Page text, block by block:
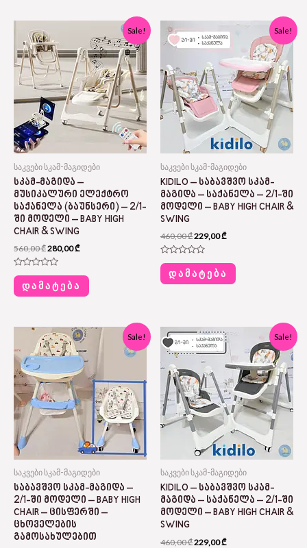
Sale!
საკვები სკამ-მაგიდები
ᲡᲙᲐᲛ-ᲛᲐᲒᲘᲓᲐ –
ᲛᲣᲡᲘᲙᲐᲚᲣᲠᲘ ᲔᲚᲔᲥᲢᲠᲝ
ᲡᲐᲥᲐᲜᲔᲚᲐ (ᲑᲐᲣᲜᲡᲔᲠᲘ) – 2/1-
ᲨᲘ ᲛᲝᲓᲔᲚᲘ – BABY HIGH
CHAIR & SWING
560,00₾
price
was:
560,00 ₾.
280,00₾
price
is:
280,00 ₾.
Rated
out
of
ᲓᲐᲛᲐᲢᲔᲑᲐ
Sale!
საკვები სკამ-მაგიდები
KIDILO – ᲡᲐᲑᲐᲕᲨᲕᲝ ᲡᲙᲐᲛ-
ᲛᲐᲒᲘᲓᲐ – ᲡᲐᲥᲐᲜᲔᲚᲐ – 2/1-ᲨᲘ
ᲛᲝᲓᲔᲚᲘ – BABY HIGH CHAIR &
SWING
460,00₾
price
was:
229,00₾
Current
price
is:
229,00 ₾.
Rated
out
of
ᲓᲐᲛᲐᲢᲔᲑᲐ
Sale!
საკვები სკამ-მაგიდები
ᲡᲐᲑᲐᲕᲨᲕᲝ ᲡᲙᲐᲛ-ᲛᲐᲒᲘᲓᲐ –
2/1-ᲨᲘ ᲛᲝᲓᲔᲚᲘ – BABY HIGH
CHAIR – ᲪᲘᲡᲤᲔᲠᲨᲘ –
ᲪᲮᲝᲕᲔᲚᲔᲑᲘᲡ
ᲒᲐᲛᲝᲡᲐᲮᲣᲚᲔᲑᲘᲗ
Original
price
was:
290,00 ₾.
Current
price
is:
145,00 ₾.
Sale!
საკვები სკამ-მაგიდები
KIDILO – ᲡᲐᲑᲐᲕᲨᲕᲝ ᲡᲙᲐᲛ-
ᲛᲐᲒᲘᲓᲐ – ᲡᲐᲥᲐᲜᲔᲚᲐ – 2/1-ᲨᲘ
ᲛᲝᲓᲔᲚᲘ – BABY HIGH CHAIR &
SWING
460,00₾
Original
price
was:
460,00 ₾.
229,00₾
Current
price
is:
229,00 ₾.